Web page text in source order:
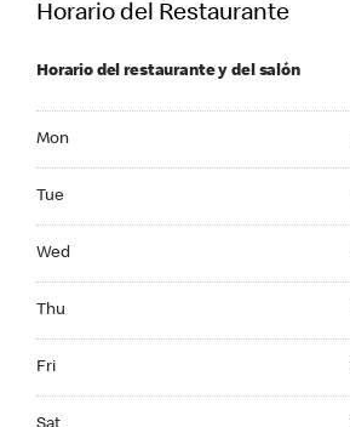
Horario del Restaurante
Horario del restaurante y del salón
Mon
Tue
Wed
Thu
Fri